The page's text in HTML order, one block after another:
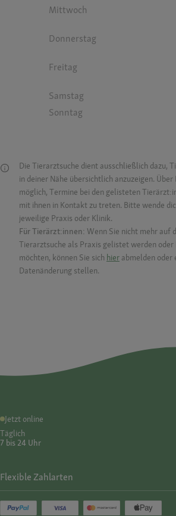
Mittwoch
Donnerstag
Freitag
Samstag
Sonntag
Die Tierarztsuche dient ausschließlich dazu,
in deiner Nähe übersichtlich anzuzeigen.
möglich, Termine bei den gelisteten
mit ihnen in Kontakt zu treten. Bitte wende
jeweilige Praxis oder Klinik.
Für Tierärzt:innen: Wenn Sie nicht mehr auf
Tierarztsuche als Praxis gelistet werden oder
möchten, können Sie sich hier abmelden oder
Datenänderung stellen.
Jetzt online
Täglich
7 bis 24 Uhr
Flexible Zahlarten